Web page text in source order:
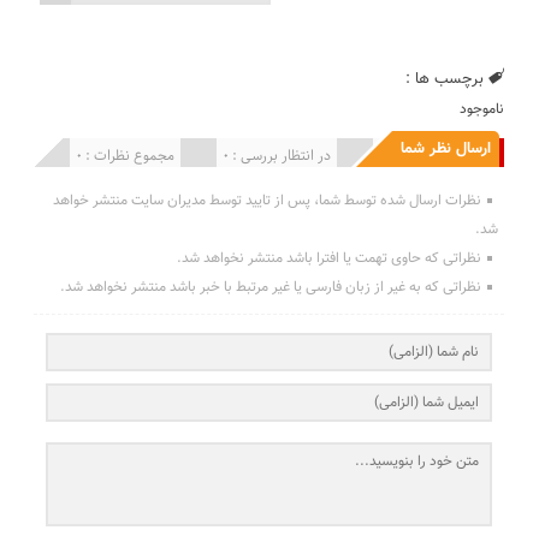
برچسب ها :
ناموجود
ارسال نظر شما مجموع نظرات : 0 در انتظار بررسی : 0 انتشار یافته : 0
نظرات ارسال شده توسط شما، پس از تایید توسط مدیران سایت منتشر خواهد
شد.
نظراتی که حاوی تهمت یا افترا باشد منتشر نخواهد شد.
نظراتی که به غیر از زبان فارسی یا غیر مرتبط با خبر باشد منتشر نخواهد شد.